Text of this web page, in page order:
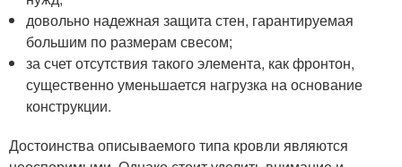
довольно надежная защита стен, гарантируемая
большим по размерам свесом;
за счет отсутствия такого элемента, как фронтон,
существенно уменьшается нагрузка на основание
конструкции.
Достоинства описываемого типа кровли являются